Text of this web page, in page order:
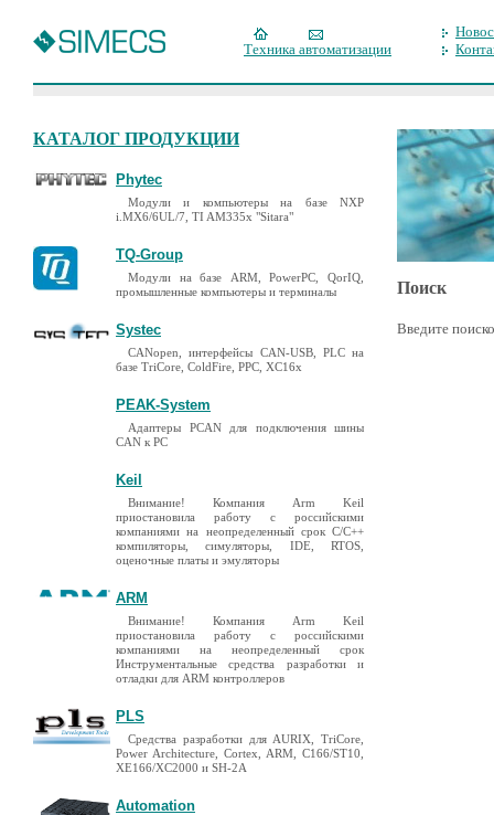
Техника автоматизации
КАТАЛОГ ПРОДУКЦИИ
Phytec
Модули и компьютеры на базе NXP
i.MX6/6UL/7, TI AM335x "Sitara"
TQ-Group
Модули на базе ARM, PowerPC, QorIQ,
промышленные компьютеры и терминалы
Systec
CANopen, интерфейсы CAN-USB, PLC на
базе TriCore, ColdFire, PPC, XC16x
PEAK-System
Адаптеры PCAN для подключения шины
CAN к PC
Keil
Внимание! Компания Arm Keil
приостановила работу с российскими
компаниями на неопределенный срок C/C++
компиляторы, симуляторы, IDE, RTOS,
оценочные платы и эмуляторы
ARM
Внимание! Компания Arm Keil
приостановила работу с российскими
компаниями на неопределенный срок
Инструментальные средства разработки и
отладки для ARM контроллеров
PLS
Средства разработки для AURIX, TriCore,
Power Architecture, Cortex, ARM, C166/ST10,
XE166/XC2000 и SH-2A
Automation
Поиск
Введите